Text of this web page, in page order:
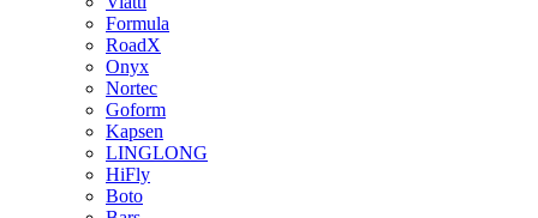
Formula
RoadX
Onyx
Nortec
Goform
Kapsen
LINGLONG
HiFly
Boto